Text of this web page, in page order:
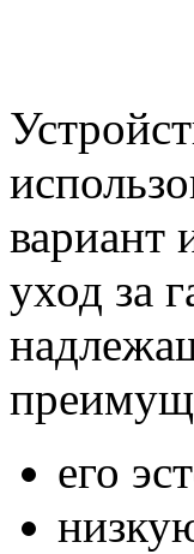
вариант
уход за
его